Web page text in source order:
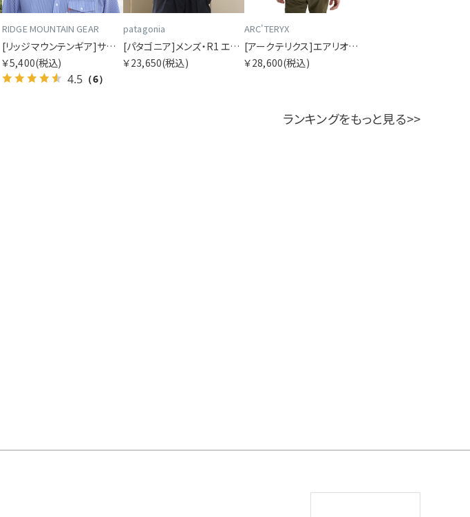
RIDGE MOUNTAIN GEAR
[リッジマウンテンギア]サンシェード 2026
￥5,400(税込)
4.5 （6）
patagonia
[パタゴニア]メンズ・R1 エア・ジャケット
￥23,650(税込)
ARC'TERYX
[アークテリクス]エアリオス 18 バックパック
￥28,600(税込)
ランキングをもっと見る>>